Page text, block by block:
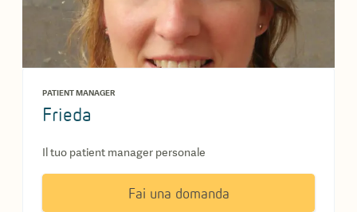
PATIENT MANAGER
Frieda
Il tuo patient manager personale
Fai una domanda